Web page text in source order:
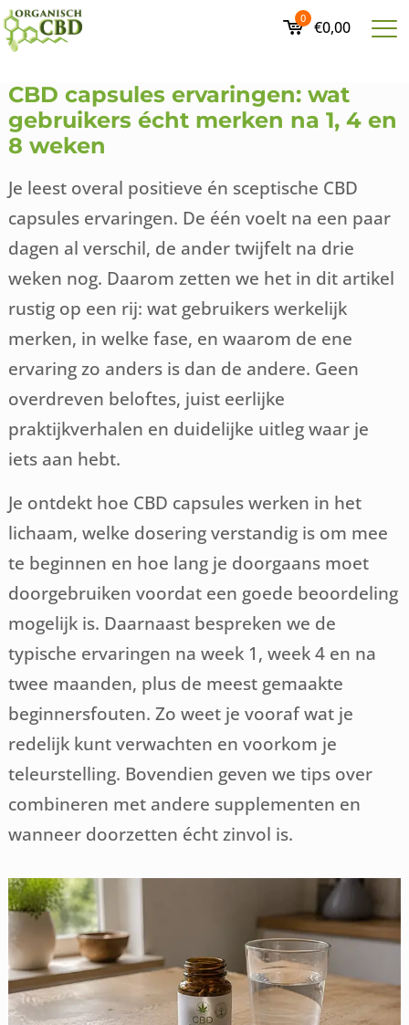
0 €0,00
CBD capsules ervaringen: wat
gebruikers écht merken na 1, 4 en
8 weken
Je leest overal positieve én sceptische CBD
capsules ervaringen. De één voelt na een paar
dagen al verschil, de ander twijfelt na drie
weken nog. Daarom zetten we het in dit artikel
rustig op een rij: wat gebruikers werkelijk
merken, in welke fase, en waarom de ene
ervaring zo anders is dan de andere. Geen
overdreven beloftes, juist eerlijke
praktijkverhalen en duidelijke uitleg waar je
iets aan hebt.
Je ontdekt hoe CBD capsules werken in het
lichaam, welke dosering verstandig is om mee
te beginnen en hoe lang je doorgaans moet
doorgebruiken voordat een goede beoordeling
mogelijk is. Daarnaast bespreken we de
typische ervaringen na week 1, week 4 en na
twee maanden, plus de meest gemaakte
beginnersfouten. Zo weet je vooraf wat je
redelijk kunt verwachten en voorkom je
teleurstelling. Bovendien geven we tips over
combineren met andere supplementen en
wanneer doorzetten écht zinvol is.